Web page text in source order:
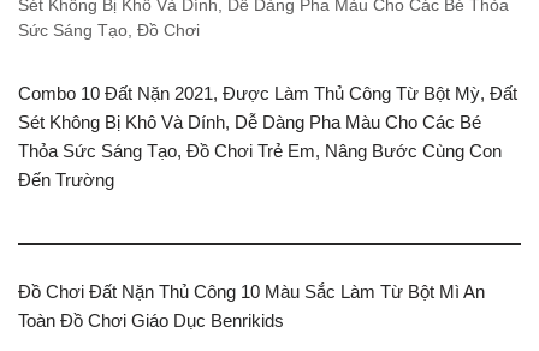
Sét Không Bị Khô Và Dính, Dễ Dàng Pha Màu Cho Các Bé Thỏa
Sức Sáng Tạo, Đồ Chơi
Combo 10 Đất Nặn 2021, Được Làm Thủ Công Từ Bột Mỳ, Đất
Sét Không Bị Khô Và Dính, Dễ Dàng Pha Màu Cho Các Bé
Thỏa Sức Sáng Tạo, Đồ Chơi Trẻ Em, Nâng Bước Cùng Con
Đến Trường
Đồ Chơi Đất Nặn Thủ Công 10 Màu Sắc Làm Từ Bột Mì An
Toàn Đồ Chơi Giáo Dục Benrikids